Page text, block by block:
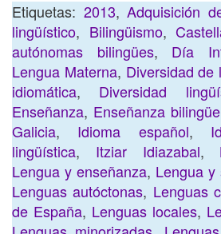
Etiquetas: 2013,Adquisición
lingüístico, Bilingüismo,
autónomas bilingües, Día
Lengua Materna, Diversidad de
idiomática, Diversidad
Enseñanza, Enseñanza bilingüe
Galicia, Idioma español,
lingüística, Itziar Idiazabal,
Lengua y enseñanza, Lengua y
Lenguas autóctonas, Lenguas
de España, Lenguas locales,